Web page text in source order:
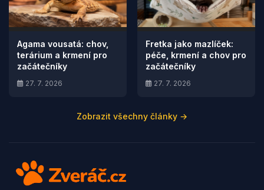
Agama vousatá: chov,
terárium a krmení pro
začátečníky
27. 7. 2026
Fretka jako mazlíček:
péče, krmení a chov pro
začátečníky
27. 7. 2026
Zobrazit všechny články →